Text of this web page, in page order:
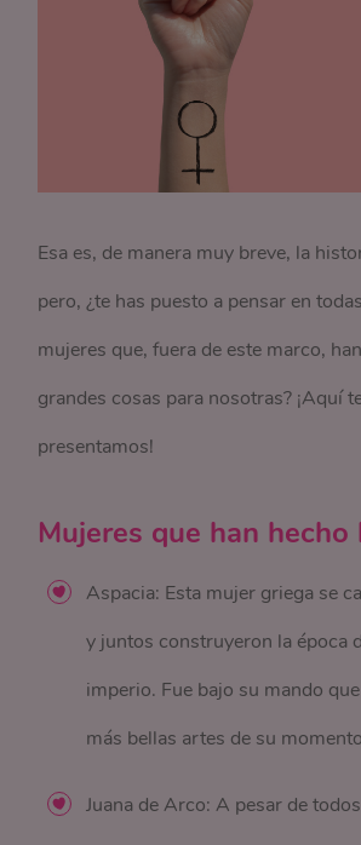
Esa es, de manera muy breve, la
pero, ¿te has puesto a pensar en
mujeres que, fuera de este marco,
grandes cosas para nosotras? ¡Aquí
presentamos!
Mujeres que han
Aspacia: Esta mujer griega se
y juntos construyeron la época
imperio. Fue bajo su mando
más bellas artes de su
Juana de Arco: A pesar de